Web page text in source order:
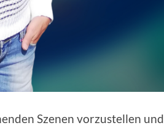
Szenen vorzustellen und